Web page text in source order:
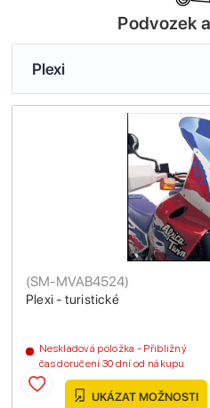
Podvozek
Plexi
Plexi - turistické
(SM-MVAB4524)
Neskladová položka - Přibližný
čas doručení 30 dní od nákupu
UKÁZAT MOŽNOSTI